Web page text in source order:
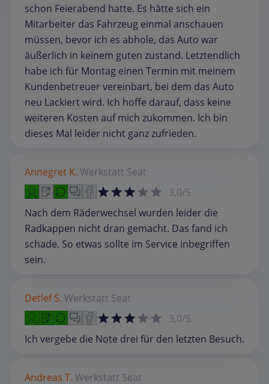
schon Feierabend hatte. Es hätte sich ein
Mitarbeiter das Fahrzeug einmal anschauen
müssen, bevor ich es abhole, das Auto war
äußerlich in keinem guten zustand. Letztendlich
habe ich für Montag einen Termin mit meinem
Kundenbetreuer vereinbart, bei dem das Auto
neu Lackiert wird. Ich hoffe darauf, dass keine
weiteren Kosten auf mich zukommen. Ich bin
dieses Mal leider nicht ganz zufrieden.
Annegret K. Werkstatt Seat
3,0/5
Nach dem Räderwechsel wurden leider die
Radkappen nicht dran gemacht. Das fand ich
schade. So etwas sollte im Service inbegriffen
sein.
Detlef S. Werkstatt Seat
3,0/5
Ich vergebe die Note drei für den letzten Besuch.
Andreas T. Werkstatt Seat